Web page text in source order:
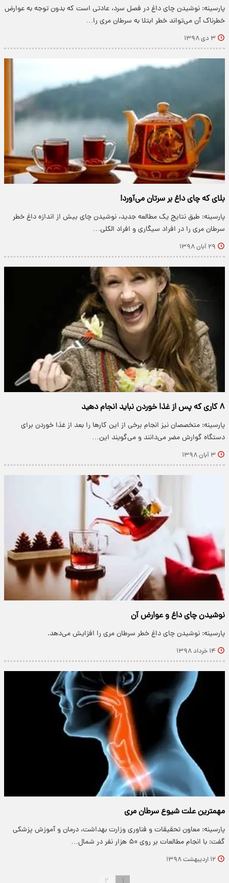
پارسینه: نوشیدن چای داغ در فصل سرد، عادتی است که بدون توجه به عوارض
خطرناک آن می‌تواند خطر ابتلا به سرطان مری را…
۳ دی ۱۳۹۸
بلای که چای داغ بر سرتان می‌آورد!
پارسینه: طبق نتایج یک مطالعه جدید، نوشیدن چای بیش از اندازه داغ خطر
سرطان مری را در افراد سیگاری و افراد الکلی…
۲۹ آبان ۱۳۹۸
۸ کاری که پس از غذا خوردن نباید انجام دهید
پارسینه: متخصصان نیز انجام برخی از این کار‌ها را بعد از غذا خوردن برای
دستگاه گوارش مضر می‌دانند و می‌گویند این…
۳ آبان ۱۳۹۸
نوشیدن چای داغ و عوارض آن
پارسینه: نوشیدن چای داغ خطر سرطان مری را افزایش می‌دهد.
۱۴ خرداد ۱۳۹۸
مهمترین علت شیوع سرطان مری
پارسینه: معاون تحقیقات و فناوری وزارت بهداشت، درمان و آموزش پزشکی
گفت: با انجام مطالعات بر روی ۵۰ هزار نفر در شمال…
۱۲ اردیبهشت ۱۳۹۸